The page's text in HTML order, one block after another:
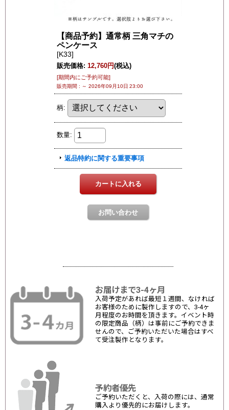
お届けまで3-4ヶ月
入荷予定があれば最短１週間、なければ
お客様のために製作しますので、3-4ヶ
月程度のお時間を頂きます。イベント時
の限定商品（柄）は事前にご予約できま
せんので、ご予約いただいた場合はすべ
て受注製作となります。
予約者優先
ご予約いただくと、入荷の際には、通常
購入より優先的にお届けします。